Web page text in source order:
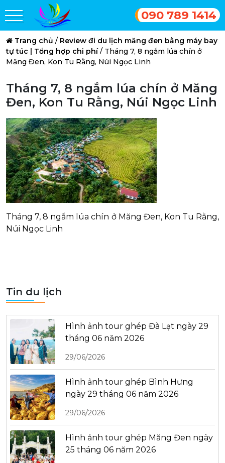
090 789 1414
Trang chủ / Review đi du lịch măng đen bằng máy bay
tự túc | Tổng hợp chi phí/ Tháng 7, 8 ngắm lúa chín ở
Măng Đen, Kon Tu Rằng, Núi Ngọc Linh
Tháng 7, 8 ngắm lúa chín ở Măng
Đen, Kon Tu Rằng, Núi Ngọc Linh
Tháng 7, 8 ngắm lúa chín ở Măng Đen, Kon Tu Rằng,
Núi Ngọc Linh
Tin du lịch
Hình ảnh tour ghép Đà Lạt ngày 29
tháng 06 năm 2026
29/06/2026
Hình ảnh tour ghép Bình Hưng
ngày 29 tháng 06 năm 2026
29/06/2026
Hình ảnh tour ghép Măng Đen ngày
25 tháng 06 năm 2026